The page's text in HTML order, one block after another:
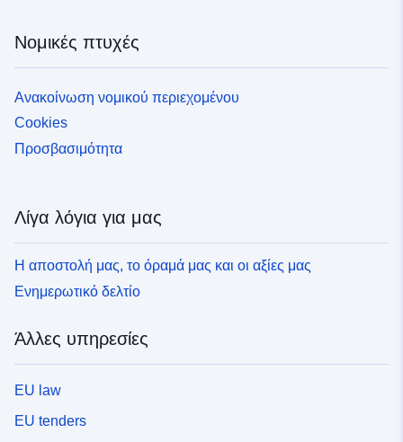
Νομικές πτυχές
Ανακοίνωση νομικού περιεχομένου
Cookies
Προσβασιμότητα
Λίγα λόγια για μας
Η αποστολή μας, το όραμά μας και οι αξίες μας
Ενημερωτικό δελτίο
Άλλες υπηρεσίες
EU law
EU tenders